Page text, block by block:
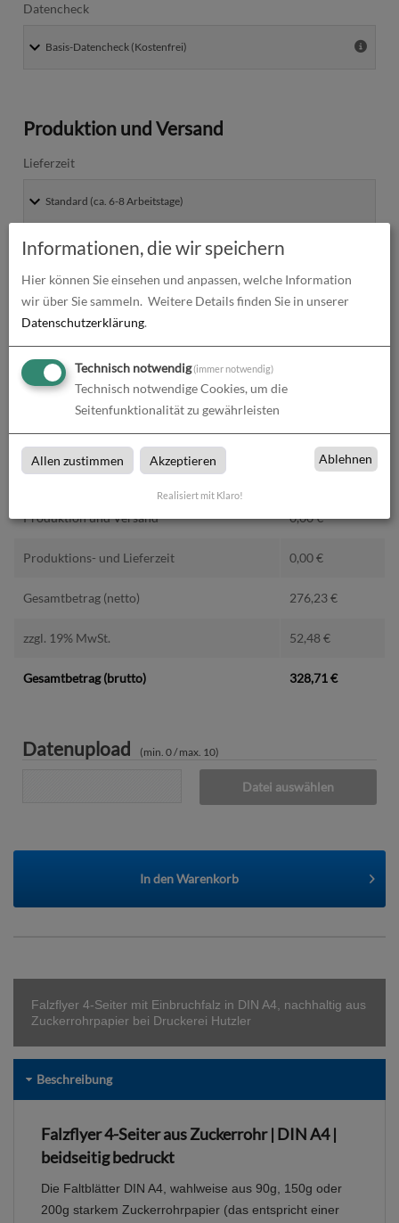
Datencheck
Produktion und Versand
Lieferzeit
Absenderadresse
Alle Preise im Überblick
Produkt-Konfiguration 276,23€
Druckdaten überprüfen
Produktion und Versand 0,00€
Produktions- und Lieferzeit 0,00€
Gesamtbetrag (netto) 276,23€
zzgl. 19% MwSt. 52,48€
Gesamtbetrag (brutto) 328,71€
Datenupload (min. 0 / max. 10)
Datei auswählen
In den Warenkorb
Falzflyer 4-Seiter mit Einbruchfalz in DIN A4, nachhaltig aus
Zuckerrohrpapier bei Druckerei Hutzler
Beschreibung
Falzflyer 4-Seiter aus Zuckerrohr | DIN A4 |
beidseitig bedruckt
Die Faltblätter DIN A4, wahlweise aus 90g, 150g oder
200g starkem Zuckerrohrpapier (das entspricht einer
Informationen, die wir speichern
Hier können Sie einsehen und anpassen, welche Information
wir über Sie sammeln. Weitere Details finden Sie in unserer
Datenschutzerklärung.
Technisch notwendig(immer notwendig)
Technisch notwendige Cookies, um die
Seitenfunktionalität zu gewährleisten
Allen zustimmen Akzeptieren Ablehnen
Realisiert mit Klaro!